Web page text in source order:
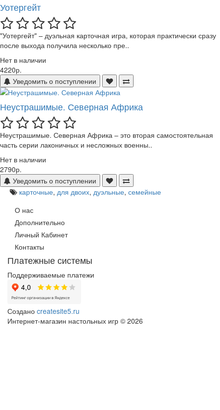
Уотергейт
"Уотергейт" – дуэльная карточная игра, которая практически сразу
после выхода получила несколько пре..
Нет в наличии
4220р.
Уведомить о поступлении
Неустрашимые. Северная Африка
Неустрашимые. Северная Африка – это вторая самостоятельная
часть серии лаконичных и несложных военны..
Нет в наличии
2790р.
Уведомить о поступлении
карточные, для двоих, дуэльные, семейные
О нас
Дополнительно
Личный Кабинет
Контакты
Платежные системы
Поддерживаемые платежи
Создано createsite5.ru
Интернет-магазин настольных игр © 2026